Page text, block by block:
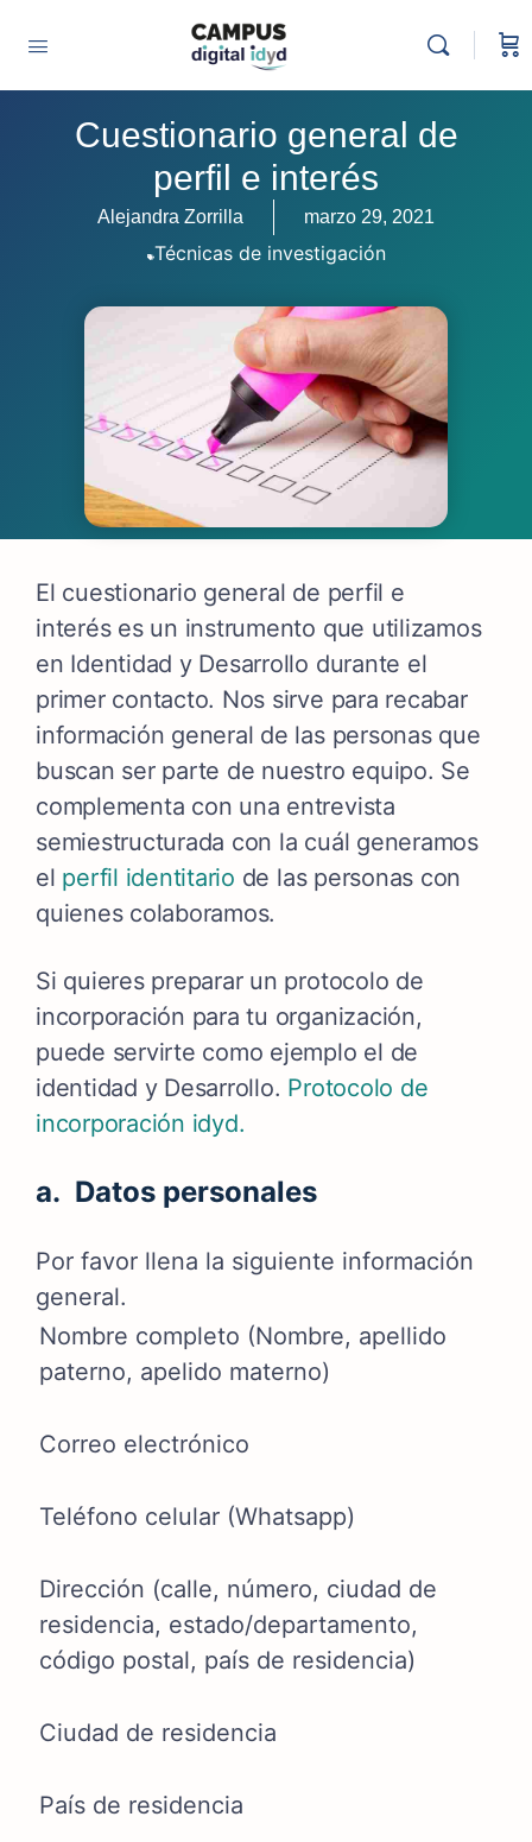
Cuestionario general de
perfil e interés
Alejandra Zorrilla marzo 29, 2021
Técnicas de investigación
El cuestionario general de perfil e
interés es un instrumento que utilizamos
en Identidad y Desarrollo durante el
primer contacto. Nos sirve para recabar
información general de las personas que
buscan ser parte de nuestro equipo. Se
complementa con una entrevista
semiestructurada con la cuál generamos
el perfil identitario de las personas con
quienes colaboramos.
Si quieres preparar un protocolo de
incorporación para tu organización,
puede servirte como ejemplo el de
identidad y Desarrollo. Protocolo de
incorporación idyd.
a. Datos personales
Por favor llena la siguiente información
general.
Nombre completo (Nombre, apellido
paterno, apelido materno)
Correo electrónico
Teléfono celular (Whatsapp)
Dirección (calle, número, ciudad de
residencia, estado/departamento,
código postal, país de residencia)
Ciudad de residencia
País de residencia